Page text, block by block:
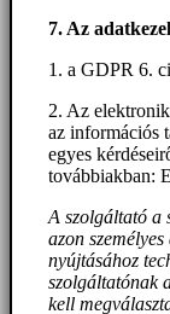
7. Az
1. a GDPR 6.
2. Az
az információs
egyes
továbbiakban:
A szolgáltató a
azon
nyújtásához
szolgáltatónak
kell